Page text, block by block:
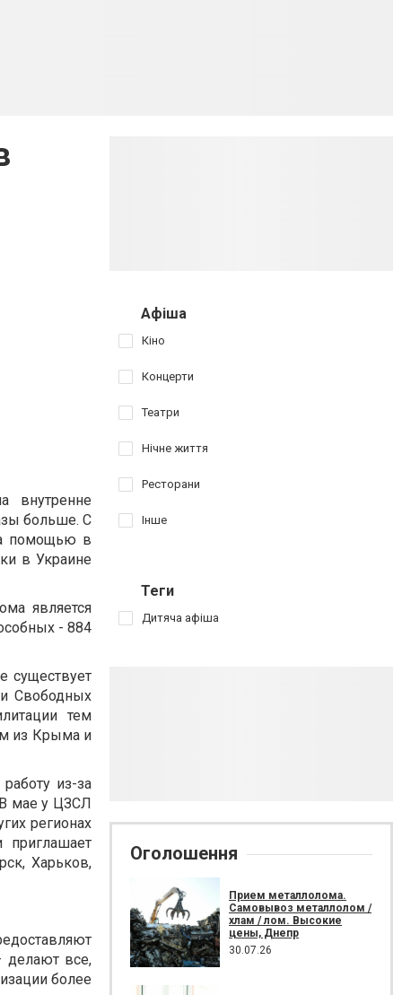
внутренне
больше. С
помощью в
в Украине
является
- 884
существует
Свободных
тем
из Крыма и
из-за
мае у ЦЗСЛ
регионах
Харьков,
делают все,
более
Афіша
Кіно
Концерти
Театри
Нічне життя
Ресторани
Інше
Теги
Дитяча афіша
Оголошення
Прием металлолома.
Самовывоз металлолом /
хлам / лом. Высокие
цены, Днепр
30.07.26